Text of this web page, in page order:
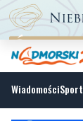
WiadomościSport